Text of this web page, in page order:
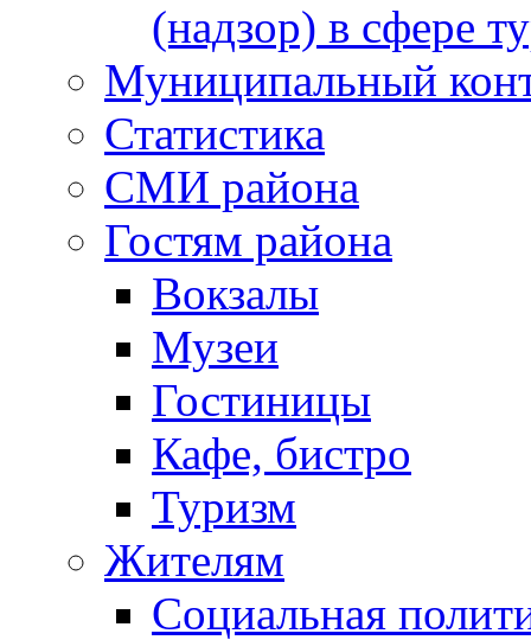
(надзор) в сфере
Муниципальный
Статистика
СМИ района
Гостям района
Вокзалы
Музеи
Гостиницы
Кафе, бистро
Туризм
Жителям
Социальная